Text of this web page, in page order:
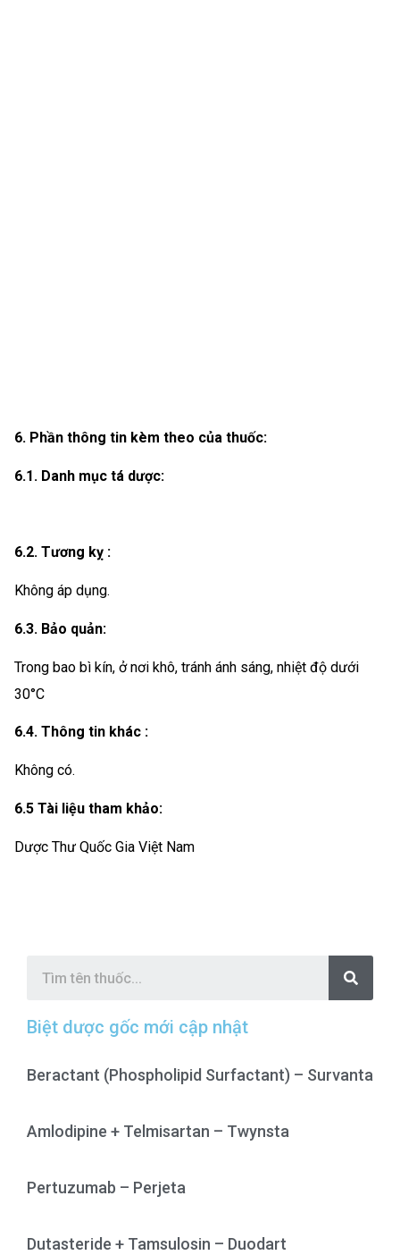
6. Phần thông tin kèm theo của thuốc:
6.1. Danh mục tá dược:
6.2. Tương kỵ :
Không áp dụng.
6.3. Bảo quản:
Trong bao bì kín, ở nơi khô, tránh ánh sáng, nhiệt độ dưới
30°C
6.4. Thông tin khác :
Không có.
6.5 Tài liệu tham khảo:
Dược Thư Quốc Gia Việt Nam
a
r
Biệt dược gốc mới cập nhật
Beractant (Phospholipid Surfactant) – Survanta
Amlodipine + Telmisartan – Twynsta
Pertuzumab – Perjeta
Dutasteride + Tamsulosin – Duodart